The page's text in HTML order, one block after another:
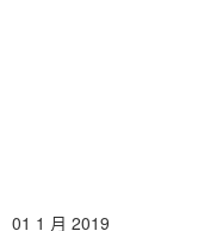
01 1 月 2019